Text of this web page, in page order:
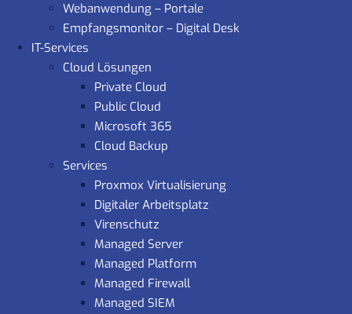
Webanwendung – Portale
Empfangsmonitor – Digital Desk
IT-Services
Cloud Lösungen
Private Cloud
Public Cloud
Microsoft 365
Cloud Backup
Services
Proxmox Virtualisierung
Digitaler Arbeitsplatz
Virenschutz
Managed Server
Managed Platform
Managed Firewall
Managed SIEM